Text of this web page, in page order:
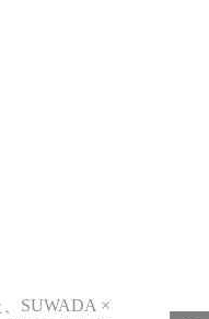
SUWADA ×